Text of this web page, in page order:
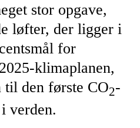
stor opgave,
løfter, der ligger i
for
klimaplanen,
til den første CO2-
verden.